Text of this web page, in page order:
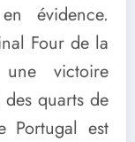
évidence.
Four de la
victoire
quarts de
Portugal est